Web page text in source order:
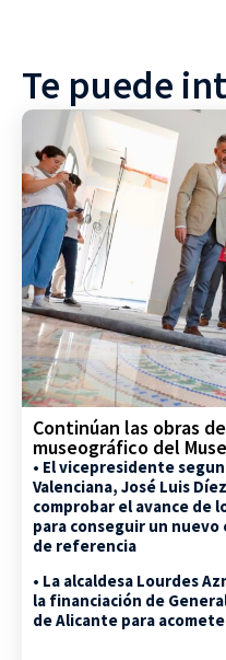
Te puede
Continúan las obras
museográfico del
• El vicepresidente
Valenciana, José Luis
comprobar el avance de
para conseguir un
de referencia
• La alcaldesa Lourdes
la financiación de
de Alicante para